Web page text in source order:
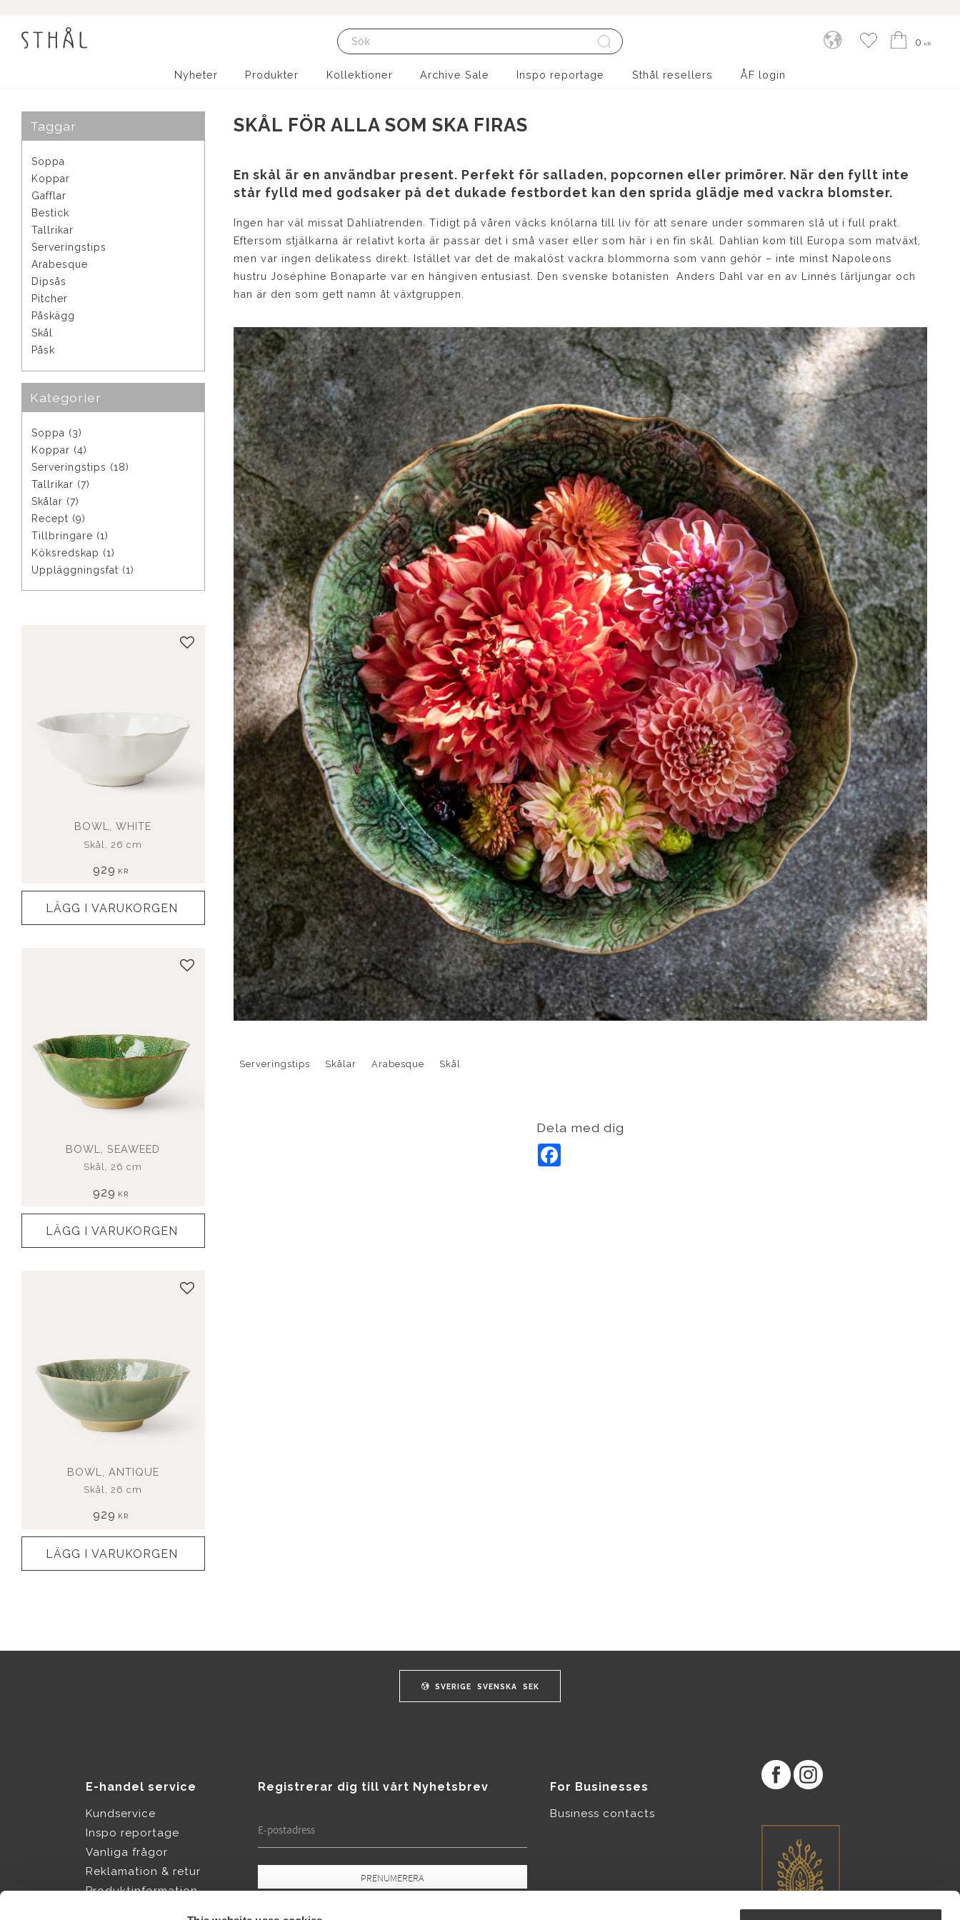
Favoriter
Kundvagn
0 KR
Nyheter Produkter Kollektioner Archive Sale Inspo reportage Sthål resellers ÅF login
Taggar
Soppa
Koppar
Gafflar
Bestick
Tallrikar
Serveringstips
Arabesque
Dipsås
Pitcher
Påskägg
Skål
Påsk
Kategorier
Soppa (3)
Koppar (4)
Serveringstips (18)
Tallrikar (7)
Skålar (7)
Recept (9)
Tillbringare (1)
Köksredskap (1)
Uppläggningsfat (1)
BOWL, WHITE
Skål, 26 cm
929 KR
Lägg till i favoriter
BOWL, SEAWEED
Skål, 26 cm
929 KR
Lägg till i favoriter
BOWL, ANTIQUE
Skål, 26 cm
929 KR
Lägg till i favoriter
SKÅL FÖR ALLA SOM SKA FIRAS
En skål är en användbar present. Perfekt för salladen, popcornen eller primörer. När den fyllt inte
står fylld med godsaker på det dukade festbordet kan den sprida glädje med vackra blomster.
Ingen har väl missat Dahliatrenden. Tidigt på våren väcks knölarna till liv för att senare under sommaren slå ut i full prakt.
Eftersom stjälkarna är relativt korta är passar det i små vaser eller som här i en fin skål. Dahlian kom till Europa som matväxt,
men var ingen delikatess direkt. Istället var det de makalöst vackra blommorna som vann gehör – inte minst Napoleons
hustru Joséphine Bonaparte var en hängiven entusiast. Den svenske botanisten Anders Dahl var en av Linnés lärljungar och
han är den som gett namn åt växtgruppen.
Serveringstips Skålar Arabesque Skål
Dela med dig
F
SVERIGE SVENSKA SEK
E-handel service
Kundservice
Inspo reportage
Vanliga frågor
Reklamation & retur
Produktinformation
Registrerar dig till vårt Nyhetsbrev
PRENUMERERA
For Businesses
Business contacts